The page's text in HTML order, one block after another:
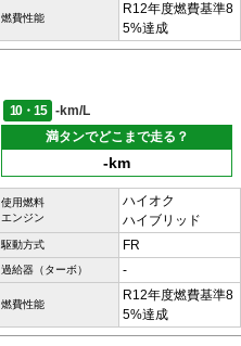
燃費性能
R12年度燃費基準8
5%達成
10・15
-km/L
満タンでどこまで走る？
-km
使用燃料
エンジン
ハイオク
ハイブリッド
駆動方式 FR
過給器（ターボ） -
燃費性能
R12年度燃費基準8
5%達成